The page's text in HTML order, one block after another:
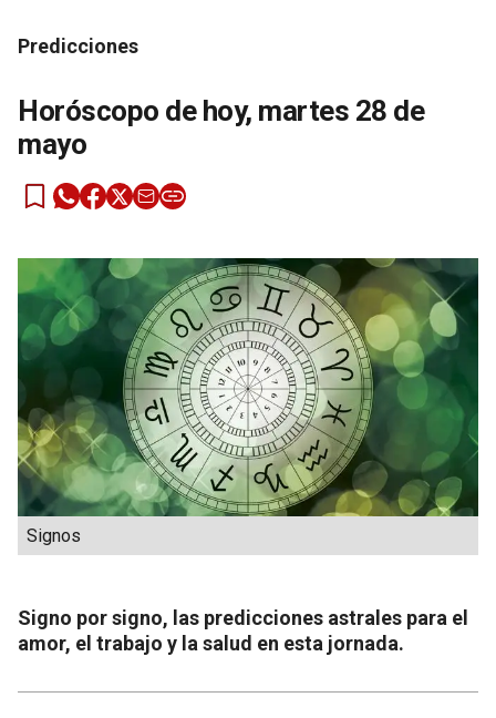
Predicciones
Horóscopo de hoy, martes 28 de
mayo
Signos
Signo por signo, las predicciones astrales para el
amor, el trabajo y la salud en esta jornada.